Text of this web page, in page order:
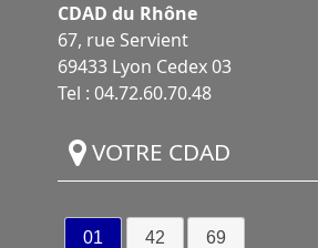
CDAD du Rhône
67, rue Servient
69433 Lyon Cedex 03
Tel : 04.72.60.70.48
VOTRE CDAD
01 42 69